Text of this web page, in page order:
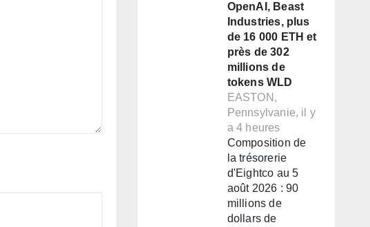
OpenAI, Beast
Industries, plus
de 16 000 ETH et
près de 302
millions de
tokens WLD
EASTON,
Pennsylvanie, il y
a 4 heures
Composition de
la trésorerie
d'Eightco au 5
août 2026 : 90
millions de
dollars de